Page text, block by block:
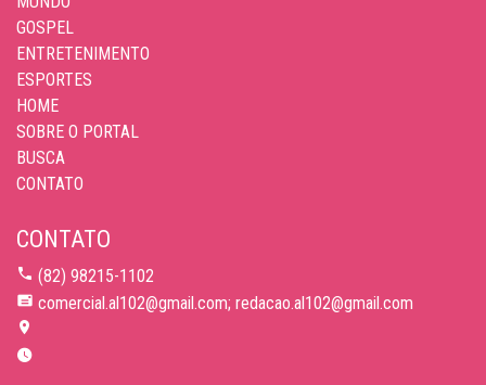
GOSPEL
ENTRETENIMENTO
ESPORTES
HOME
SOBRE O PORTAL
BUSCA
CONTATO
CONTATO
(82) 98215-1102
comercial.al102@gmail.com; redacao.al102@gmail.com